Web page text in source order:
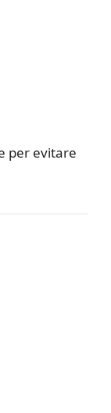
per evitare